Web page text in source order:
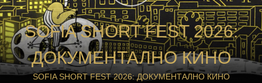
SOFIA SHORT FEST 2026:
ДОКУМЕНТАЛНО КИНО
SOFIA SHORT FEST 2026: ДОКУМЕНТАЛНО КИНО